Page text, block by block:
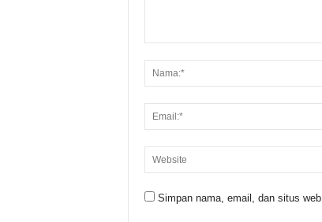
Simpan nama, email, dan situs